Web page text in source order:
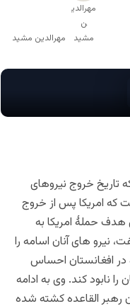
مهرالدین مشید
تاریخ خروج نیروهای
که امریکا پس از خروج
حملۀ امریکا به
نیرو های آنان اسامه را
در افغانستان احساس
را نابود کند. وی به ادامه
القاعده کشته شده